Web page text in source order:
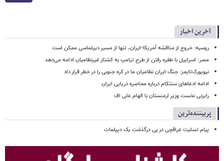
آخرین اخبار
روسیه: خروج از مناقشه آمریکا-ایران، تنها از مسیر دیپلماسی ممکن است
مصر: اسراییل با طفره رفتن از طرح ترامپ به کشتار غیرنظامیان ادامه می‌دهد
نیویورک‌تایمز: جنگ ایران نظامیان ما در کره جنوبی را در خطر قرار داد
ادامه ادعاهای سنتکام درباره محاصره دریایی ایران
رایزنی نخست وزیر ارمنستان با الهام علی اف
پربیننده‌ترین
پیام تسلیت عراقچی در پی درگذشت یک دیپلمات